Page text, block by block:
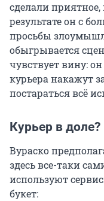
сделали
результате он с
просьбы
обыгрывается
чувствует вину:
курьера накажут
постараться всё
Курьер в доле?
Вураско
здесь все-таки
используют
букет: